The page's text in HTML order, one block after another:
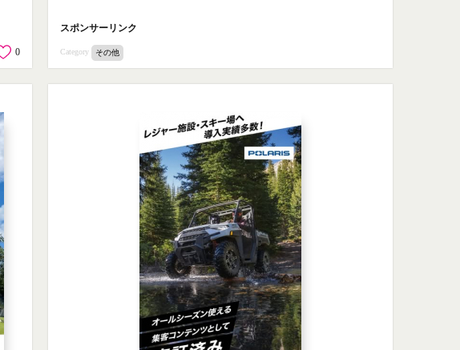
0
スポンサーリンク
Category その他